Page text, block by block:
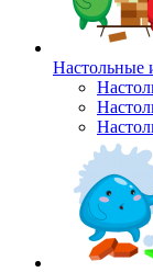
Настольные